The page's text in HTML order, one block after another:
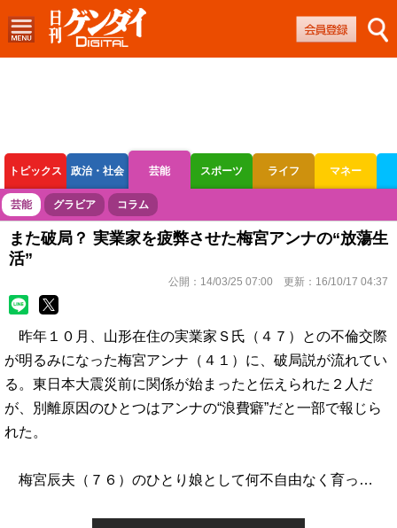
トピックス 政治・社会 芸能 スポーツ ライフ マネー
ボートレース 競輪 オートレース
芸能 グラビア コラム
また破局？ 実業家を疲弊させた梅宮アンナの“放蕩生
活”
公開： 14/03/25 07:00 更新： 16/10/17 04:37
昨年１０月、山形在住の実業家Ｓ氏（４７）との不倫交際
が明るみになった梅宮アンナ（４１）に、破局説が流れてい
る。東日本大震災前に関係が始まったと伝えられた２人だ
が、別離原因のひとつはアンナの“浪費癖”だと一部で報じら
れた。
梅宮辰夫（７６）のひとり娘として何不自由なく育っ…